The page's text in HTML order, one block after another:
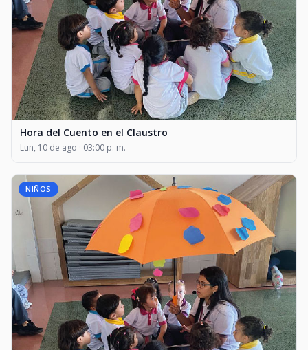
Hora del Cuento en el Claustro
Lun, 10 de ago · 03:00 p. m.
NIÑOS